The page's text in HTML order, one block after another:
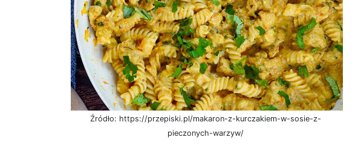
Źródło: https://przepiski.pl/makaron-z-kurczakiem-w-sosie-z-
pieczonych-warzyw/